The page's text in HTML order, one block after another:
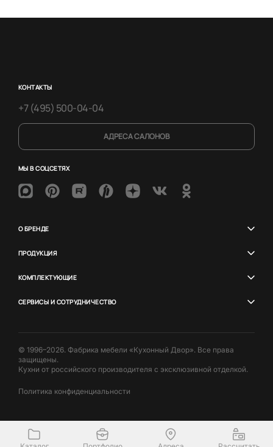
КОНТАКТЫ
+7 (495) 500-04-04
АДРЕСА САЛОНОВ
МЫ В СОЦСЕТЯХ
О БРЕНДЕ
ПРОДУКЦИЯ
КОМПЛЕКТУЮЩИЕ
СЕРВИСЫ И СОТРУДНИЧЕСТВО
© 1996–2026. Фабрика мебели «Кухонный Двор». Все права
защищены.
Кухни от российского производителя с эксклюзивной отделкой.
Политика конфиденциальности